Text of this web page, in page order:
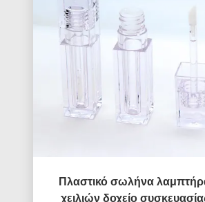
Πλαστικό σωλήνα
χειλιών δοχείο